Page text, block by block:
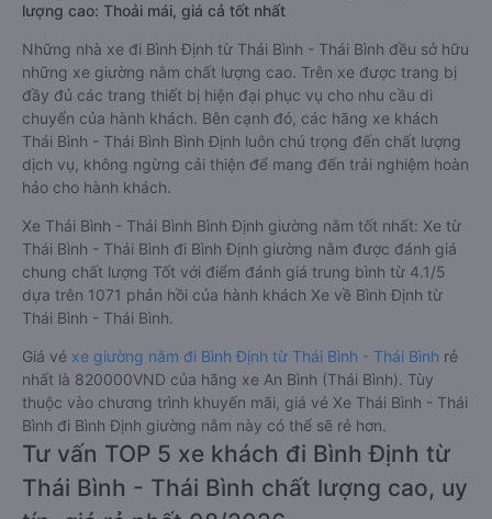
lượng cao: Thoải mái, giá cả tốt nhất
Những nhà xe đi Bình Định từ Thái Bình - Thái Bình đều sở hữu
những xe giường nằm chất lượng cao. Trên xe được trang bị
đầy đủ các trang thiết bị hiện đại phục vụ cho nhu cầu di
chuyển của hành khách. Bên cạnh đó, các hãng xe khách
Thái Bình - Thái Bình Bình Định luôn chú trọng đến chất lượng
dịch vụ, không ngừng cải thiện để mang đến trải nghiệm hoàn
hảo cho hành khách.
Xe Thái Bình - Thái Bình Bình Định giường nằm tốt nhất: Xe từ
Thái Bình - Thái Bình đi Bình Định giường nằm được đánh giá
chung chất lượng Tốt với điểm đánh giá trung bình từ 4.1/5
dựa trên 1071 phản hồi của hành khách Xe về Bình Định từ
Thái Bình - Thái Bình.
Giá vé xe giường nằm đi Bình Định từ Thái Bình - Thái Bình rẻ
nhất là 820000VND của hãng xe An Bình (Thái Bình). Tùy
thuộc vào chương trình khuyến mãi, giá vé Xe Thái Bình - Thái
Bình đi Bình Định giường nằm này có thể sẽ rẻ hơn.
Tư vấn TOP 5 xe khách đi Bình Định từ
Thái Bình - Thái Bình chất lượng cao, uy